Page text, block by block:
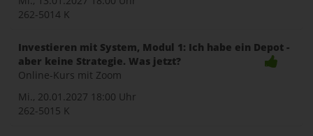
262-5014 K
Investieren mit System, Modul 1: Ich habe ein Depot -
aber keine Strategie. Was jetzt?
Online-Kurs mit Zoom
Mi., 20.01.2027 18:00 Uhr
262-5015 K